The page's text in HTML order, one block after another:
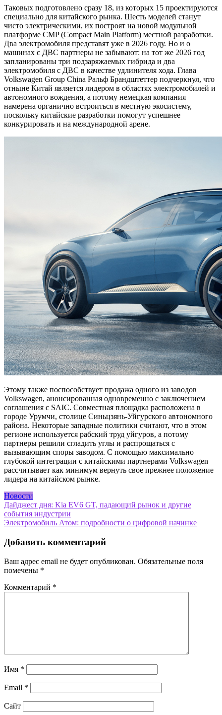
Таковых подготовлено сразу 18, из которых 15 проектируются
специально для китайского рынка. Шесть моделей станут
чисто электрическими, их построят на новой модульной
платформе CMP (Compact Main Platform) местной разработки.
Два электромобиля представят уже в 2026 году. Но и о
машинах с ДВС партнеры не забывают: на тот же 2026 год
запланированы три подзаряжаемых гибрида и два
электромобиля с ДВС в качестве удлинителя хода. Глава
Volkswagen Group China Ральф Брандштеттер подчеркнул, что
отныне Китай является лидером в областях электромобилей и
автономного вождения, а потому немецкая компания
намерена органично встроиться в местную экосистему,
поскольку китайские разработки помогут успешнее
конкурировать и на международной арене.
Этому также поспособствует продажа одного из заводов
Volkswagen, анонсированная одновременно с заключением
соглашения с SAIC. Совместная площадка расположена в
городе Урумчи, столице Синьцзянь-Уйгурского автономного
района. Некоторые западные политики считают, что в этом
регионе используется рабский труд уйгуров, а потому
партнеры решили сгладить углы и распрощаться с
вызывающим споры заводом. С помощью максимально
глубокой интеграции с китайскими партнерами Volkswagen
рассчитывает как минимум вернуть свое прежнее положение
лидера на китайском рынке.
Новости
Навигация
по
Дайджест дня: Kia EV6 GT, падающий рынок и другие
события индустрии
Электромобиль Атом: подробности о цифровой начинке
Добавить комментарий
Ваш адрес email не будет опубликован. Обязательные поля
помечены *
Комментарий *
Имя *
Email *
Сайт